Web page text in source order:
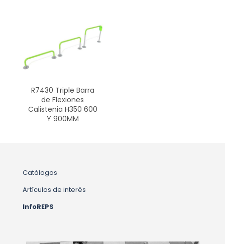
R7430 Triple Barra
de Flexiones
Calistenia H350 600
Y 900MM
Catálogos
Artículos de interés
InfoREPS